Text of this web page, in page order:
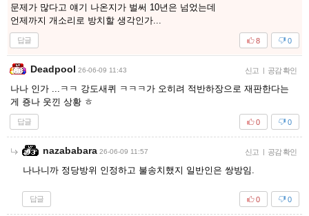
문제가 많다고 얘기 나온지가 벌써 10년은 넘었는데
언제까지 개소리로 방치할 생각인가...
답글 0
8
Deadpool 26-06-09 11:43 신고 | 공감 확인
나나 인가 ...ㅋㅋ 강도새퀴 ㅋㅋㅋ가 오히려 적반하장으로 재판한다는
게 죵나 웃낀 상황 ㅎ
답글 0
0
nazababara 26-06-09 11:57 신고 | 공감 확인
나나니까 정당방위 인정하고 불송치했지 일반인은 쌍방임.
답글 0
0